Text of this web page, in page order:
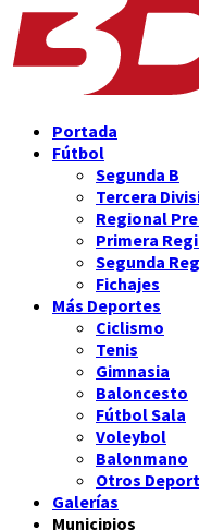
Portada
Fútbol
Segunda B
Tercera
Regional
Primera
Segunda
Fichajes
Más Deportes
Ciclismo
Tenis
Gimnasia
Baloncesto
Fútbol Sala
Voleybol
Balonmano
Otros
Galerías
Municipios